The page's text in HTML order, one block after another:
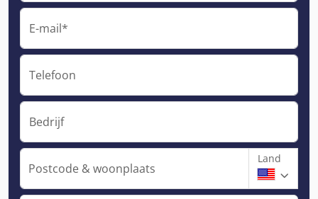
E-mail*
Telefoon
Bedrijf
Postcode & woonplaats
Land